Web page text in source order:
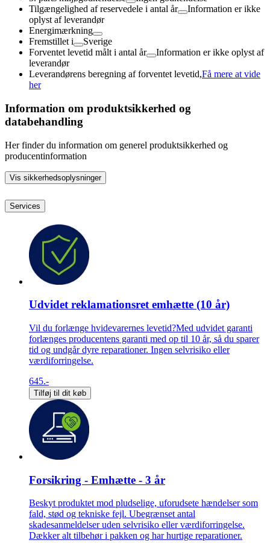
Tilgængelighed af reservedele i antal år
Information er ikke
oplyst af leverandør
Energimærkning
Fremstillet i
Sverige
Forventet levetid målt i antal år
Information er ikke oplyst af
leverandør
Leverandørens beregning af forventet levetid,Få mere at vide
her
Information om produktsikkerhed og
databehandling
Her finder du information om generel produktsikkerhed og
producentinformation
Vis sikkerhedsoplysninger
Services
Udvidet reklamationsret emhætte (10 år)
Vil du forlænge hvidevarernes levetid?Med udvidet garanti
forlænges producentens garanti med op til 10 år, så du sparer
tid og undgår dyre reparationer. Ingen selvrisiko eller
værdiforringelse.
645.-
Tilføj til dit køb
Forsikring - Emhætte - 3 år
Beskyt produktet mod pludselige, uforudsete hændelser som
fald, stød og tekniske fejl. Ubegrænset antal
skadesanmeldelser uden selvrisiko eller værdiforringelse.
Dækker alt tilbehør i pakken og har hurtige reparationer.